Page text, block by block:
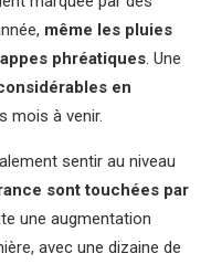
même les pluies
phréatiques. Une
en
mois à venir.
sentir au niveau
sont touchées par
une augmentation
avec une dizaine de